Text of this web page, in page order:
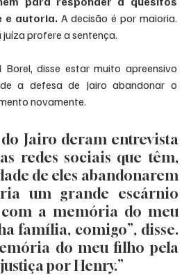
e autoria. A decisão é por maioria.
profere a sentença.
Borel, disse estar muito apreensivo
a defesa de Jairo abandonar o
novamente.
do Jairo deram entrevista
redes sociais que têm,
de eles abandonarem
um grande escárnio
com a memória do meu
família, comigo”, disse.
do meu filho pela
por Henry.”